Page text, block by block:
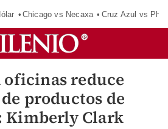
Chicago vs Necaxa Cruz Azul vs
oficinas reduce
productos de
Kimberly Clark